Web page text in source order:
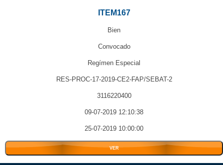
ITEM167
Bien
Convocado
Regímen Especial
RES-PROC-17-2019-CE2-FAP/SEBAT-2
3116220400
09-07-2019 12:10:38
25-07-2019 10:00:00
VER